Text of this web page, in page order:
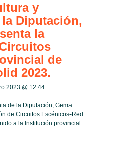
y
Diputación,
la
de
2023.
2023 @ 12:44
de la Diputación, Gema
de Circuitos Escénicos-Red
a la Institución provincial